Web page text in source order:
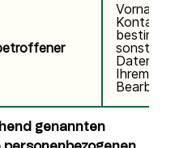
sonstige
Daten im
Ihrem
genannten